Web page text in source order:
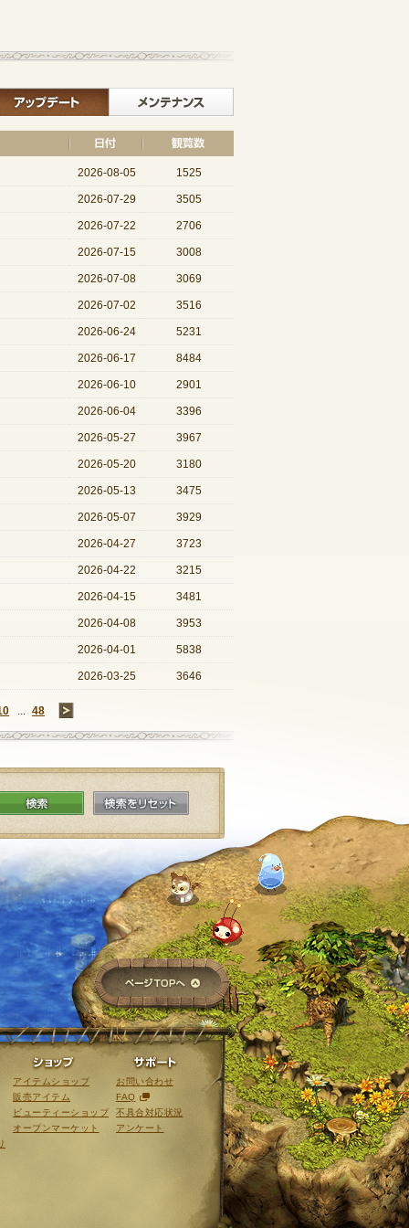
イベント アップデート
2026-08-05 1525
2026-07-29 3505
2026-07-22 2706
2026-07-15 3008
2026-07-08 3069
2026-07-02 3516
2026-06-24 5231
2026-06-17 8484
2026-06-10 2901
2026-06-04 3396
2026-05-27 3967
2026-05-20 3180
2026-05-13 3475
2026-05-07 3929
2026-04-27 3723
2026-04-22 3215
2026-04-15 3481
2026-04-08 3953
2026-04-01 5838
2026-03-25 3646
... 48
検索 検索をリセット
ページTOPへ
ライブラリ ショップ
アイテムショップ
販売アイテム
ビューティーショップ
オープンマーケット
サポート
お問い合わせ
FAQ
不具合対応状況
アンケート